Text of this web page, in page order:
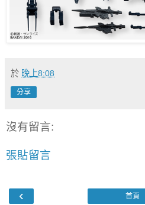
於 晚上8:08
分享
沒有留言:
張貼留言
‹ 首頁